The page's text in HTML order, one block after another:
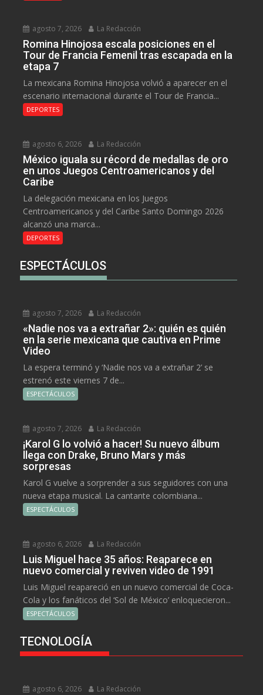
agosto 7, 2026 La Redacción
Romina Hinojosa escala posiciones en el
Tour de Francia Femenil tras escapada en la
etapa 7
La mexicana Romina Hinojosa volvió a aparecer en el
escenario internacional durante el Tour de Francia...
DEPORTES
agosto 6, 2026 La Redacción
México iguala su récord de medallas de oro
en unos Juegos Centroamericanos y del
Caribe
La delegación mexicana en los Juegos
Centroamericanos y del Caribe Santo Domingo 2026
alcanzó una marca...
DEPORTES
ESPECTÁCULOS
agosto 7, 2026 La Redacción
«Nadie nos va a extrañar 2»: quién es quién
en la serie mexicana que cautiva en Prime
Video
La espera terminó y ‘Nadie nos va a extrañar 2’ se
estrenó este viernes 7 de...
ESPECTÁCULOS
agosto 7, 2026 La Redacción
¡Karol G lo volvió a hacer! Su nuevo álbum
llega con Drake, Bruno Mars y más
sorpresas
Karol G vuelve a sorprender a sus seguidores con una
nueva etapa musical. La cantante colombiana...
ESPECTÁCULOS
agosto 6, 2026 La Redacción
Luis Miguel hace 35 años: Reaparece en
nuevo comercial y reviven video de 1991
Luis Miguel reapareció en un nuevo comercial de Coca-
Cola y los fanáticos del ‘Sol de México’ enloquecieron...
ESPECTÁCULOS
TECNOLOGÍA
agosto 6, 2026 La Redacción